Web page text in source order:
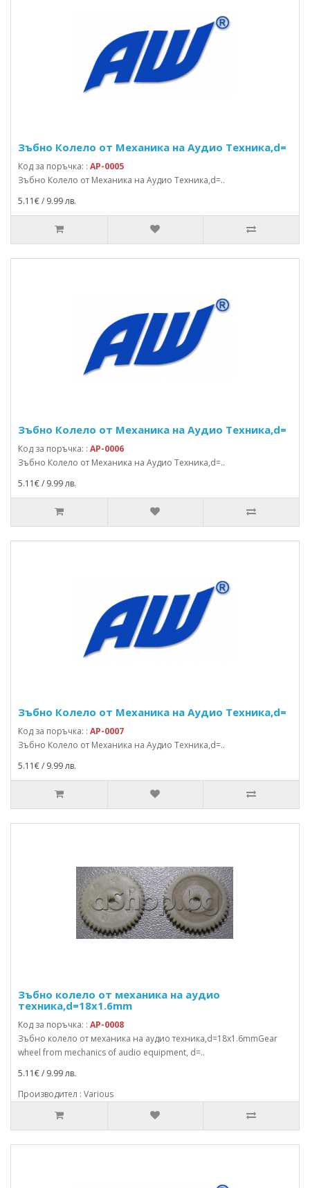
Зъбно Колело от Механика на Аудио Техника,d=
Код за поръчка: : AP-0005
Зъбно Колело от Механика на Аудио Техника,d=..
5.11€ / 9.99 лв.
Зъбно Колело от Механика на Аудио Техника,d=
Код за поръчка: : AP-0006
Зъбно Колело от Механика на Аудио Техника,d=..
5.11€ / 9.99 лв.
Зъбно Колело от Механика на Аудио Техника,d=
Код за поръчка: : AP-0007
Зъбно Колело от Механика на Аудио Техника,d=..
5.11€ / 9.99 лв.
Зъбно колело от механика на аудио
техника,d=18x1.6mm
Код за поръчка: : AP-0008
Зъбно колело от механика на аудио техника,d=18x1.6mmGear
wheel from mechanics of audio equipment, d=..
5.11€ / 9.99 лв.
Производител : Various